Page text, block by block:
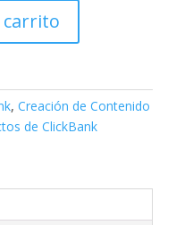
carrito
, Creación de Contenido
de ClickBank